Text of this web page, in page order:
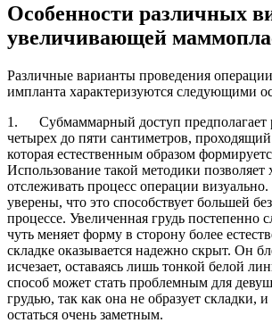
Особенности различных
увеличивающей
Различные варианты проведения
импланта характеризуются следующими
1. Субмаммарный доступ предполагает
четырех до пяти сантиметров,
которая естественным образом
Использование такой методики позволяет
отслеживать процесс операции
уверены, что это способствует большей
процессе. Увеличенная грудь постепенно
чуть меняет форму в сторону более
складке оказывается надежно скрыт. Он
исчезает, оставаясь лишь тонкой белой
способ может стать проблемным для
грудью, так как она не образует складки,
остаться очень заметным.